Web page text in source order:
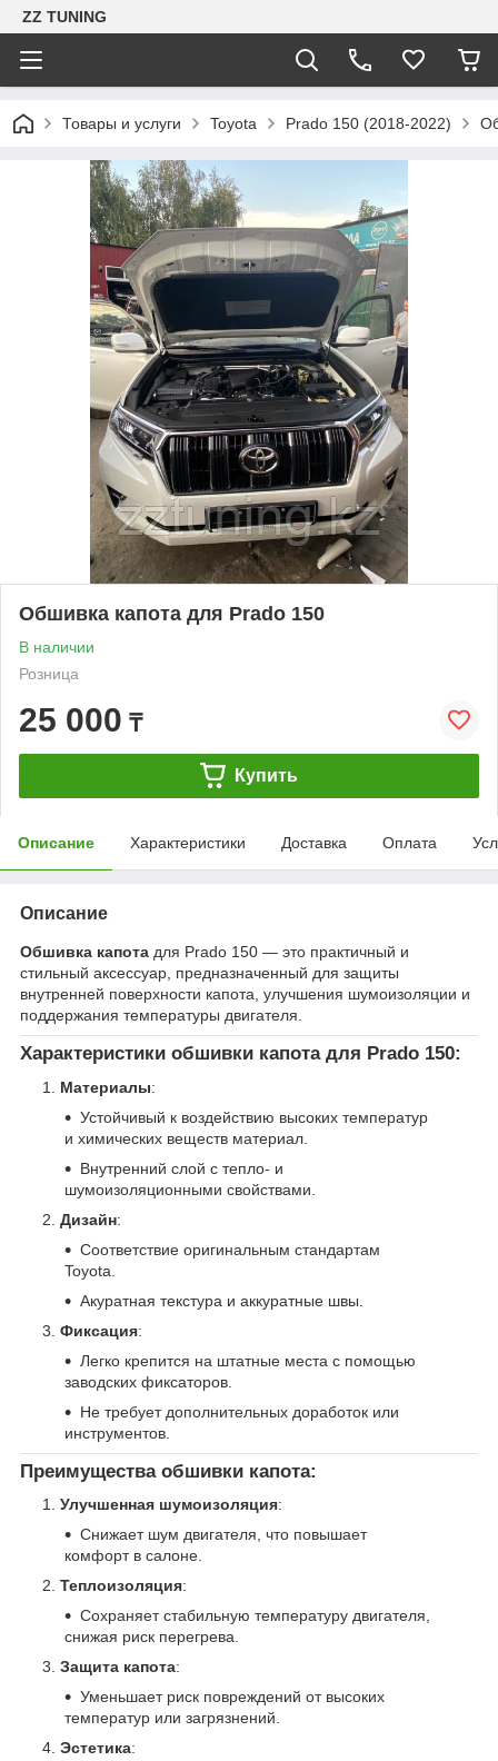
ZZ TUNING
Товары и услуги Toyota Prado 150 (2018-2022)
Обшивка капота для Prado 150
В наличии
Розница
25 000 ₸
Купить
Описание Характеристики Доставка Оплата
Описание
Обшивка капота для Prado 150 — это практичный и
стильный аксессуар, предназначенный для защиты
внутренней поверхности капота, улучшения шумоизоляции и
поддержания температуры двигателя.
Характеристики обшивки капота для Prado 150:
Материалы:
Устойчивый к воздействию высоких температур
и химических веществ материал.
Внутренний слой с тепло- и
шумоизоляционными свойствами.
Дизайн:
Соответствие оригинальным стандартам
Toyota.
Акуратная текстура и аккуратные швы.
Фиксация:
Легко крепится на штатные места с помощью
заводских фиксаторов.
Не требует дополнительных доработок или
инструментов.
Преимущества обшивки капота:
Улучшенная шумоизоляция:
Снижает шум двигателя, что повышает
комфорт в салоне.
Теплоизоляция:
Сохраняет стабильную температуру двигателя,
снижая риск перегрева.
Защита капота:
Уменьшает риск повреждений от высоких
температур или загрязнений.
Эстетика: